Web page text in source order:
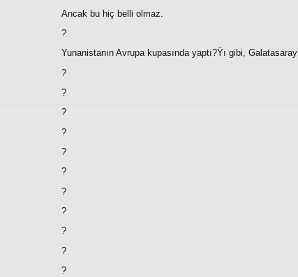
Ancak bu hiç belli olmaz.
?
Yunanistanın Avrupa kupasında yaptı?Ÿı gibi,
?
?
?
?
?
?
?
?
?
?
?